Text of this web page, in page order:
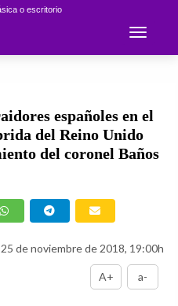
o escritorio
Toggle
españoles en el
del Reino Unido
del coronel Baños
25 de noviembre de 2018, 19:00h
A+ a-